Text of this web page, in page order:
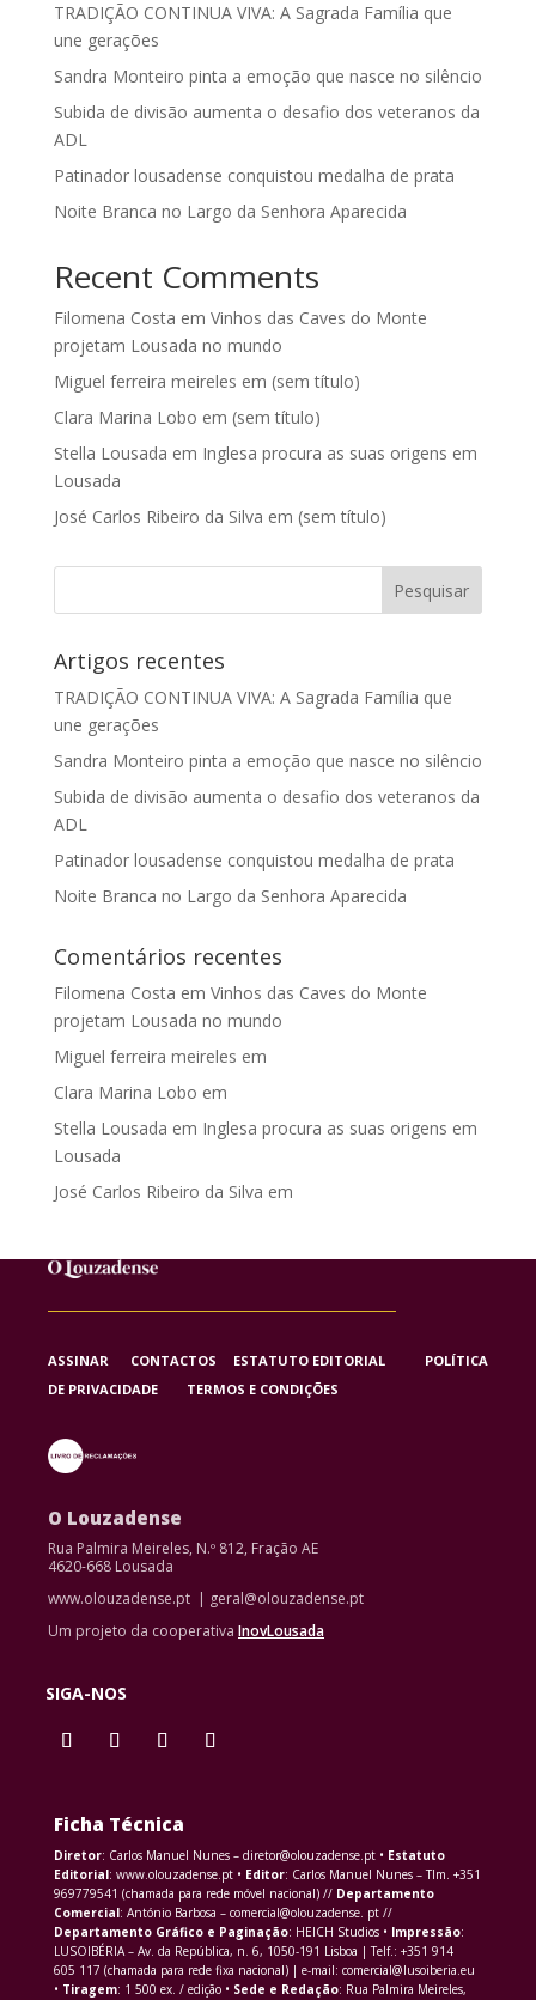
TRADIÇÃO CONTINUA VIVA: A Sagrada Família que
une gerações
Sandra Monteiro pinta a emoção que nasce no silêncio
Subida de divisão aumenta o desafio dos veteranos da
ADL
Patinador lousadense conquistou medalha de prata
Noite Branca no Largo da Senhora Aparecida
Recent Comments
Filomena Costa em Vinhos das Caves do Monte
projetam Lousada no mundo
Miguel ferreira meireles em (sem título)
Clara Marina Lobo em (sem título)
Stella Lousada em Inglesa procura as suas origens em
Lousada
José Carlos Ribeiro da Silva em (sem título)
Artigos recentes
TRADIÇÃO CONTINUA VIVA: A Sagrada Família que
une gerações
Sandra Monteiro pinta a emoção que nasce no silêncio
Subida de divisão aumenta o desafio dos veteranos da
ADL
Patinador lousadense conquistou medalha de prata
Noite Branca no Largo da Senhora Aparecida
Comentários recentes
Filomena Costa em Vinhos das Caves do Monte
projetam Lousada no mundo
Miguel ferreira meireles em
Clara Marina Lobo em
Stella Lousada em Inglesa procura as suas origens em
Lousada
José Carlos Ribeiro da Silva em
ASSINAR CONTACTOS ESTATUTO EDITORIAL POLÍTICA
DE PRIVACIDADE TERMOS E CONDIÇÕES
O Louzadense
Rua Palmira Meireles, N.º 812, Fração AE
4620-668 Lousada
www.olouzadense.pt | geral@olouzadense.pt
Um projeto da cooperativa InovLousada
SIGA-NOS
Ficha Técnica
Diretor: Carlos Manuel Nunes – diretor@olouzadense.pt • Estatuto
Editorial: www.olouzadense.pt • Editor: Carlos Manuel Nunes – Tlm. +351
969779541 (chamada para rede móvel nacional) // Departamento
Comercial: António Barbosa – comercial@olouzadense. pt //
Departamento Gráfico e Paginação: HEICH Studios • Impressão:
LUSOIBÉRIA – Av. da República, n. 6, 1050-191 Lisboa | Telf.: +351 914
605 117 (chamada para rede fixa nacional) | e-mail: comercial@lusoiberia.eu
• Tiragem: 1 500 ex. / edição • Sede e Redação: Rua Palmira Meireles,